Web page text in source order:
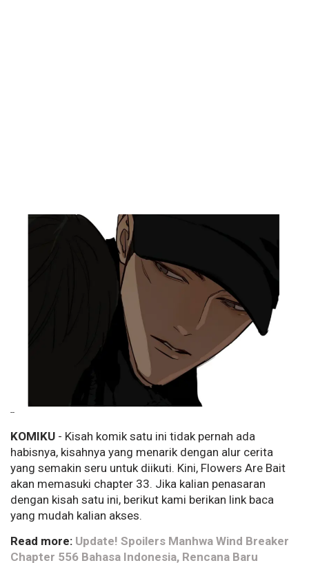
--
KOMIKU - Kisah komik satu ini tidak pernah ada
habisnya, kisahnya yang menarik dengan alur cerita
yang semakin seru untuk diikuti. Kini, Flowers Are Bait
akan memasuki chapter 33. Jika kalian penasaran
dengan kisah satu ini, berikut kami berikan link baca
yang mudah kalian akses.
Read more: Update! Spoilers Manhwa Wind Breaker
Chapter 556 Bahasa Indonesia, Rencana Baru